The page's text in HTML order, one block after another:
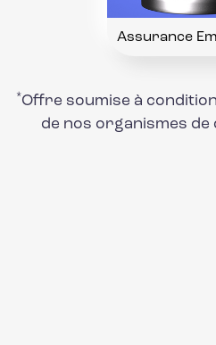
Assurance
*Offre soumise à
de nos organismes